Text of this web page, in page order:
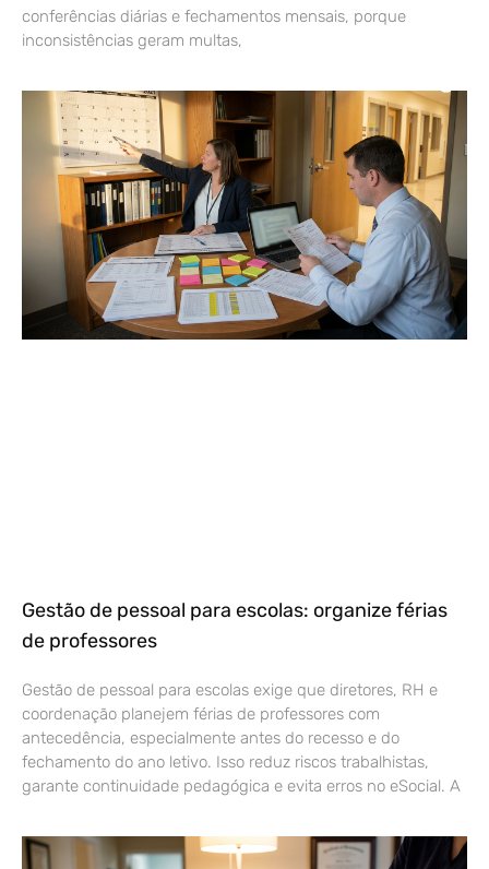
conferências diárias e fechamentos mensais, porque
inconsistências geram multas,
Gestão de pessoal para escolas: organize férias
de professores
Gestão de pessoal para escolas exige que diretores, RH e
coordenação planejem férias de professores com
antecedência, especialmente antes do recesso e do
fechamento do ano letivo. Isso reduz riscos trabalhistas,
garante continuidade pedagógica e evita erros no eSocial. A